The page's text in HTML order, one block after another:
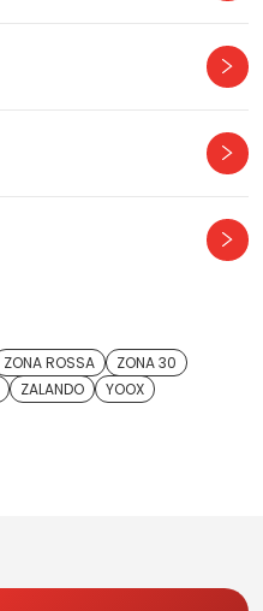
ZONA ROSSA
ZONA 30
ZALANDO YOOX